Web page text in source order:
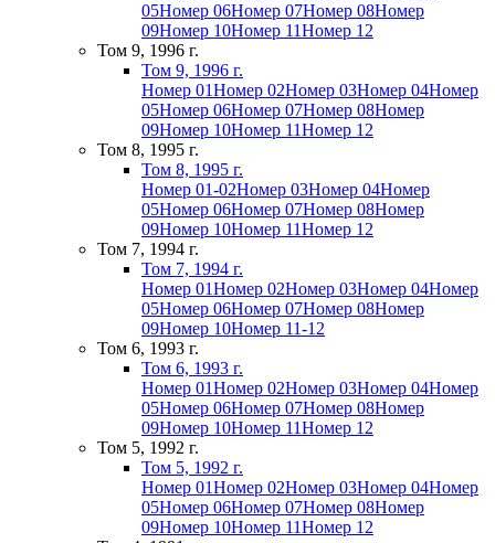
05Номер 06Номер 07Номер 08Номер
09Номер 10Номер 11Номер 12
Том 9, 1996 г.
Том 9, 1996 г.
Номер 01Номер 02Номер 03Номер 04Номер
05Номер 06Номер 07Номер 08Номер
09Номер 10Номер 11Номер 12
Том 8, 1995 г.
Том 8, 1995 г.
Номер 01-02Номер 03Номер 04Номер
05Номер 06Номер 07Номер 08Номер
09Номер 10Номер 11Номер 12
Том 7, 1994 г.
Том 7, 1994 г.
Номер 01Номер 02Номер 03Номер 04Номер
05Номер 06Номер 07Номер 08Номер
09Номер 10Номер 11-12
Том 6, 1993 г.
Том 6, 1993 г.
Номер 01Номер 02Номер 03Номер 04Номер
05Номер 06Номер 07Номер 08Номер
09Номер 10Номер 11Номер 12
Том 5, 1992 г.
Том 5, 1992 г.
Номер 01Номер 02Номер 03Номер 04Номер
05Номер 06Номер 07Номер 08Номер
09Номер 10Номер 11Номер 12